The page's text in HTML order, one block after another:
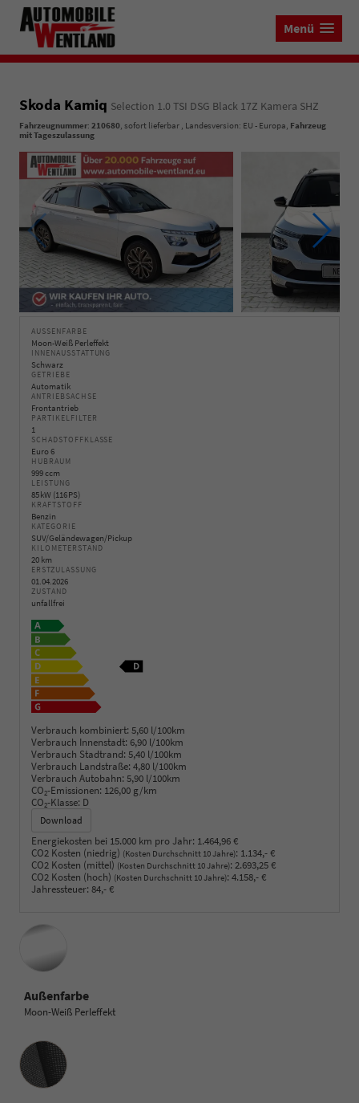
Menü
Skoda Kamiq Selection 1.0 TSI DSG Black 17Z Kamera SHZ
Fahrzeugnummer: 210680, sofort lieferbar , Landesversion: EU - Europa, Fahrzeug
mit Tageszulassung
AUSSENFARBE
Moon-Weiß Perleffekt
INNENAUSSTATTUNG
Schwarz
GETRIEBE
Automatik
ANTRIEBSACHSE
Frontantrieb
PARTIKELFILTER
1
SCHADSTOFFKLASSE
Euro 6
HUBRAUM
999 ccm
LEISTUNG
85 kW (116 PS)
KRAFTSTOFF
Benzin
KATEGORIE
SUV/Geländewagen/Pickup
KILOMETERSTAND
20 km
ERSTZULASSUNG
01.04.2026
ZUSTAND
unfallfrei
Verbrauch kombiniert: 5,60 l/100km
Verbrauch Innenstadt: 6,90 l/100km
Verbrauch Stadtrand: 5,40 l/100km
Verbrauch Landstraße: 4,80 l/100km
Verbrauch Autobahn: 5,90 l/100km
CO2-Emissionen: 126,00 g/km
CO2-Klasse: D
Download
Energiekosten bei 15.000 km pro Jahr: 1.464,96 €
CO2 Kosten (niedrig) (Kosten Durchschnitt 10 Jahre): 1.134,- €
CO2 Kosten (mittel) (Kosten Durchschnitt 10 Jahre): 2.693,25 €
CO2 Kosten (hoch) (Kosten Durchschnitt 10 Jahre): 4.158,- €
Jahressteuer: 84,- €
Außenfarbe
Moon-Weiß Perleffekt
Innenausstattung